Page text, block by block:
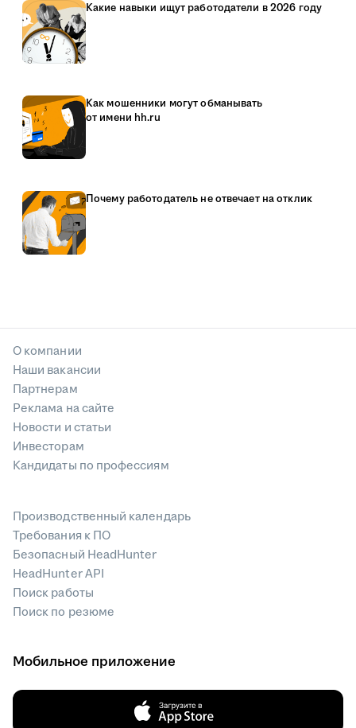
Какие навыки ищут работодатели в 2026 году
Как мошенники могут обманывать
от имени hh.ru
Почему работодатель не отвечает на отклик
О компании
Наши вакансии
Партнерам
Реклама на сайте
Новости и статьи
Инвесторам
Кандидаты по профессиям
Производственный календарь
Требования к ПО
Безопасный HeadHunter
HeadHunter API
Поиск работы
Поиск по резюме
Мобильное приложение